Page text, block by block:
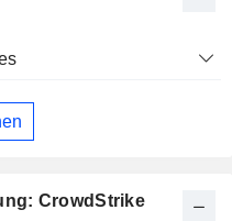
CrowdStrike